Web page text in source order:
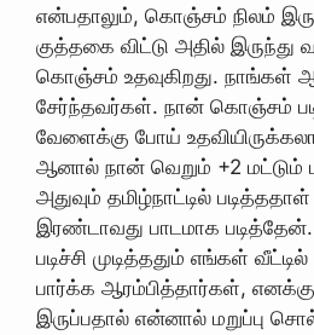
என்பதாலும், கொஞ்சம் நிலம்
குத்தகை விட்டு அதில் இருந்து
கொஞ்சம் உதவுகிறது. நாங்கள்
சேர்ந்தவர்கள். நான் கொஞ்சம்
வேளைக்கு போய்
ஆனால் நான் வெறும் +2 மட்டும்
அதுவும் தமிழ்நாட்டில்
இரண்டாவது பாடமாக படித்தேன்.
படிச்சி முடித்ததும் எங்கள்
பார்க்க ஆரம்பித்தார்கள்,
இருப்பதால் என்னால் மறுப்பு